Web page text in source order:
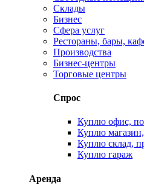
Склады
Бизнес
Сфера услуг
Рестораны, бары,
Производства
Бизнес-центры
Торговые центры
Спрос
Куплю офис,
Куплю
Куплю склад,
Куплю гараж
Аренда